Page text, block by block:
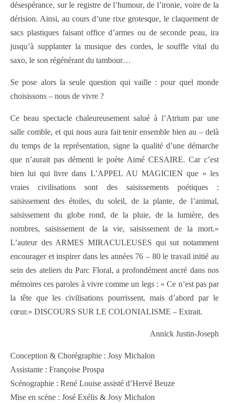
désespérance, sur le registre de l’humour, de l’ironie, voire de la
dérision. Ainsi, au cours d’une rixe grotesque, le claquement de
sacs plastiques faisant office d’armes ou de seconde peau, ira
jusqu’à supplanter la musique des cordes, le souffle vital du
saxo, le son régénérant du tambour…
Se pose alors la seule question qui vaille : pour quel monde
choisissons – nous de vivre ?
Ce beau spectacle chaleureusement salué à l’Atrium par une
salle comble, et qui nous aura fait tenir ensemble bien au – delà
du temps de la représentation, signe la qualité d’une démarche
que n’aurait pas démenti le poète Aimé CESAIRE. Car c’est
bien lui qui livre dans L’APPEL AU MAGICIEN que « les
vraies civilisations sont des saisissements poétiques :
saisissement des étoiles, du soleil, de la plante, de l’animal,
saisissement du globe rond, de la pluie, de la lumière, des
nombres, saisissement de la vie, saisissement de la mort.»
L’auteur des ARMES MIRACULEUSES qui sut notamment
encourager et inspirer dans les années 76 – 80 le travail initié au
sein des ateliers du Parc Floral, a profondément ancré dans nos
mémoires ces paroles à vivre comme un legs : « Ce n’est pas par
la tête que les civilisations pourrissent, mais d’abord par le
cœur.» DISCOURS SUR LE COLONIALISME – Extrait.
Annick Justin-Joseph
Conception & Chorégraphie : Josy Michalon
Assistante : Françoise Prospa
Scénographie : René Louise assisté d’Hervé Beuze
Mise en scène : José Exélis & Josy Michalon